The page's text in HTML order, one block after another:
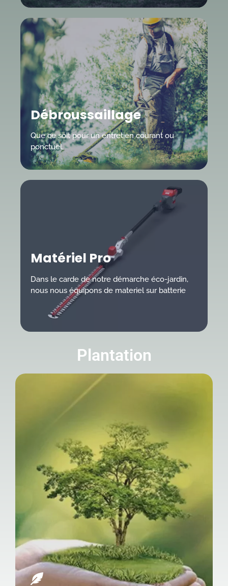
Débroussaillage
Que ce soit pour un entretien courant ou
ponctuel.
Matériel Pro
Dans le carde de notre démarche éco-jardin,
nous nous équipons de materiel sur batterie
Plantation